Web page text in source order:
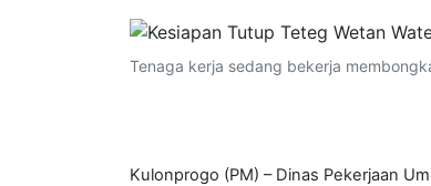
Tenaga kerja sedang bekerja
Kulonprogo (PM) – Dinas Pekerjaan